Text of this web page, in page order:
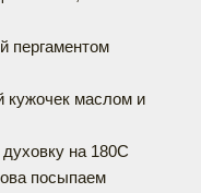
пергаментом
кужочек маслом и
на 180С
посыпаем